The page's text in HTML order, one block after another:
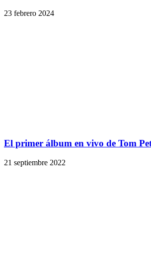
23 febrero 2024
El primer álbum en vivo de Tom
21 septiembre 2022